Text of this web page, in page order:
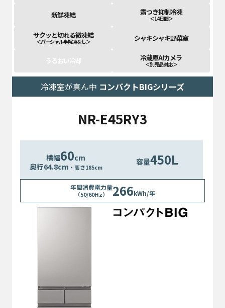
新鮮凍結 霜つき抑制冷凍
＜14日間＞
サクッと切れる微凍結
＜パーシャル半解凍なし＞ シャキシャキ野菜室
うるおい冷却 冷蔵庫AIカメラ
＜別売品 対応＞
冷凍室が真ん中 コンパクトBIGシリーズ
NR-E45RY3
横幅60cm
奥行64.8cm ・高さ185cm
容量450L
年間消費電力量
（50/60Hz） 266kWh/年